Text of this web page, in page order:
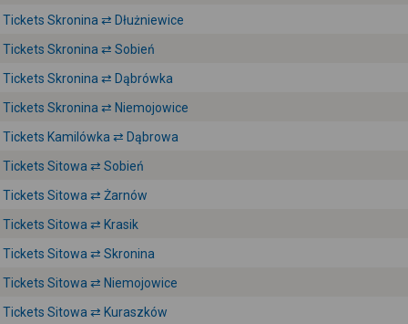
Tickets Skronina ⇄ Dłużniewice
Tickets Skronina ⇄ Sobień
Tickets Skronina ⇄ Dąbrówka
Tickets Skronina ⇄ Niemojowice
Tickets Kamilówka ⇄ Dąbrowa
Tickets Sitowa ⇄ Sobień
Tickets Sitowa ⇄ Żarnów
Tickets Sitowa ⇄ Krasik
Tickets Sitowa ⇄ Skronina
Tickets Sitowa ⇄ Niemojowice
Tickets Sitowa ⇄ Kuraszków